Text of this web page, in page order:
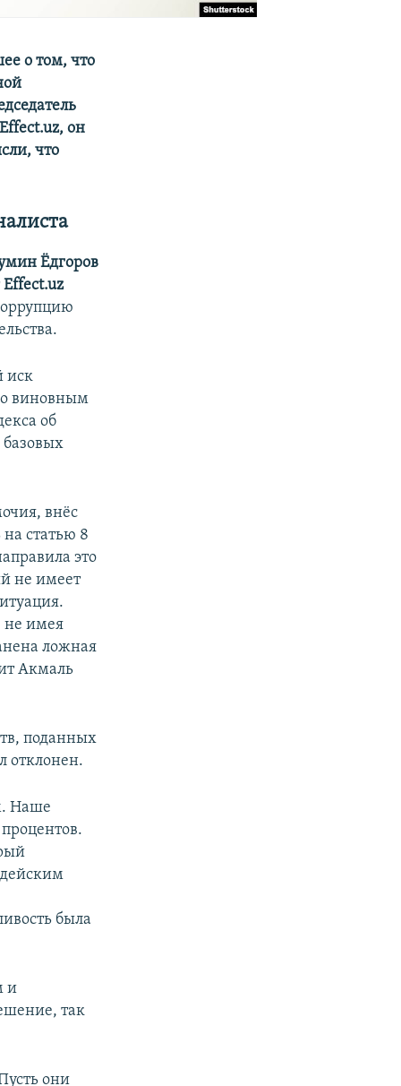
о том, что
он
что
Ёдгоров
Effect.uz
иск
виновным
об
внёс
статью 8
это
не имеет
не имея
ложная
Акмаль
поданных
отклонен.
Наше
была
и
так
они